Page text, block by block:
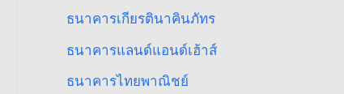
ธนาคารเกียรตินาคินภัทร
ธนาคารแลนด์แอนด์เฮ้าส์
ธนาคารไทยพาณิชย์